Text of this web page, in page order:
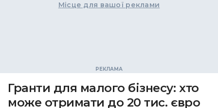
Місце для вашої реклами
Гранти для малого бізнесу: хто
може отримати до 20 тис. євро